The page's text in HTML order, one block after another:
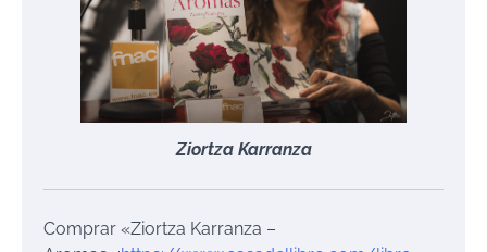
Ziortza Karranza
Comprar «Ziortza Karranza –